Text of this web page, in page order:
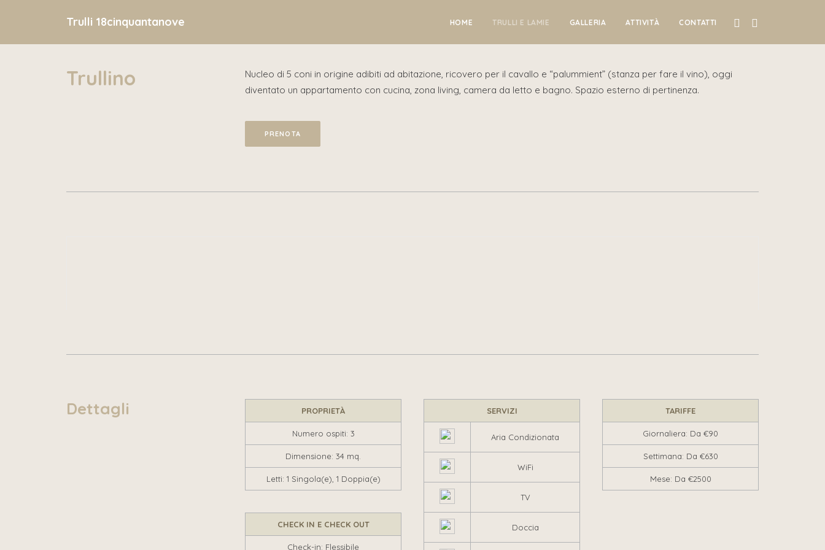
Trulli 18cinquantanove HOME TRULLI E LAMIE GALLERIA ATTIVITÀ CONTATTI
Trullino
Nucleo di 5 coni in origine adibiti ad abitazione, ricovero per il cavallo e “palummient” (stanza per fare il vino), oggi
diventato un appartamento con cucina, zona living, camera da letto e bagno. Spazio esterno di pertinenza.
PRENOTA
Dettagli PROPRIETÀ
Numero ospiti: 3
Dimensione: 34 mq.
Letti: 1 Singola(e), 1 Doppia(e)
CHECK IN E CHECK OUT
Check-in: Flessibile
SERVIZI
Aria Condizionata
WiFi
TV
Doccia
TARIFFE
Giornaliera: Da €90
Settimana: Da €630
Mese: Da €2500